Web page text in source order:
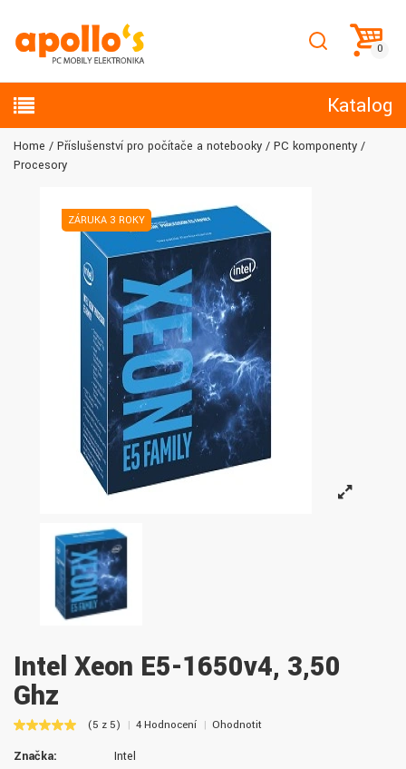
Katalog
Home Příslušenství pro počítače a notebooky
PC komponenty
Procesory
ZÁRUKA 3 ROKY
Intel Xeon E5-1650v4, 3,50
Ghz
(5 z 5) 4 Hodnocení Ohodnotit
Značka:
Intel